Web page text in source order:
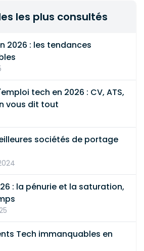
les plus consultés
2026 : les tendances
tech en 2026 : CV, ATS,
vous dit tout
sociétés de portage
: la pénurie et la saturation,
Tech immanquables en